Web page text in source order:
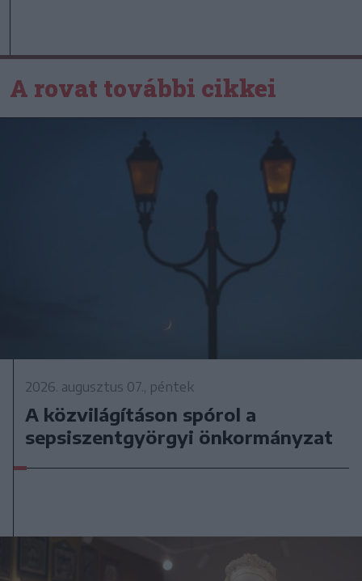
A rovat további cikkei
2026. augusztus 07., péntek
A közvilágításon spórol a
sepsiszentgyörgyi önkormányzat